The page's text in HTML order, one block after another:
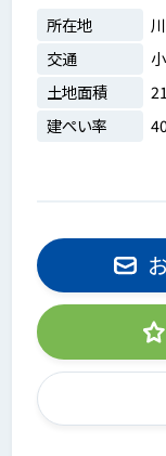
所在地
交通
土地面積
建ぺい率